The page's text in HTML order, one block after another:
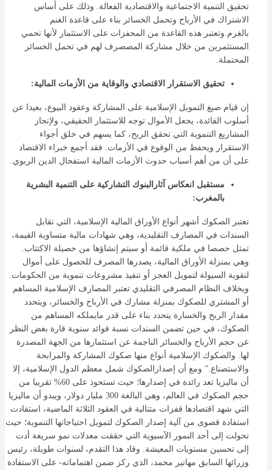
تحقيق التنمية الاجتماعية والاقتصادية الفعالة. وذلك على أساس
الاشتراك في الأرباح وتحمل الخسائر بناء على قاعدة الغنم
بالغرم.وتعتبر هذه القاعدة من المحفزات على الاستثمار لأنها تحمي
المستثمرين من خلال مشاركة المصصرف لهم في تحمل الخسائر
المحتملة.
تحقيق الاستقرار الاقتصادي والوقاية من الأزمات المالية:
إن قيام صيغ التمويل الإسلامية على المشاركة وعقود البيوع، بعيدا عن
أسلوب الفائدة، يجعل الأموال توجه للاستثمار الحقيقي، ولإنجاز
المشاريع التنموية التي تحقق الربح، كما يسهم في خلق أجواء
الاستقرار ويحفظ من الوقوع في الأزمات. فقد أجمع خبراء الاقتصاد
على أن من أهم أسباب حدوث الأزمات المالية استفحال الدين الربوي.
مستقبل انعكاس آثارالبنوك التشاركية على التنمية البشرية
بالمغرب:
تعتبر الصكوك أشهر أنواع الأوراق المالية الإسلامية، التي تقابل
السندات في المصارف التقليدية، وهي شهادات مالية متساوية القيمة،
تمثل حصصا في ملكية قائمة أو سيتم إنشاؤها من حصيلة الاكتتاب.
وهي بمنزلة الأوراق المالية، يصدرها المصرف للحصول على أموال
لتقوية السيولة لتمويل العجز أو تنفيذ مشروعات تنموية من الحكومات.
وبخلاف النظام المصرفي التقليدي تعتبر المصارف الإسلامية المساهم
أو المشتري للصكوك بمنزلة مشارك في الأرباح والخسائر، ويتحدد
مقدار الربح والخسارة يتحدد بناء على قدر مايملكه المساهم من
الصكوك، في حين تضمن السندات نسبة فوائد سنوية قارة بغض النظر
عن حجم الأرباح والخسائر الناجمة عن استثمارها من الجهة المصدرة
لها. والصكوك الإسلامية أنواع منها صكوك المشاركة والمرابحة
والاستصناع.” ومع أن إصدارالصكوك شمل معظم الدول الإسلامية، إلا
أن ماليزيا تعد رائدة في إصدارها؛ حيث تستحوذ على 60% تقريبا من
حجم الصكوك في العالم، وهي البالغة 300 مليار دولار، ويبدو أن ماليزيا
التي شهد اقتصادها قفزات متتالية في العقود الثلاثة الماضية، استفادت
استفادة قصوى من آلية إصدار الصكوك لتمويل احتياجاتها التنموية؛ حيث
تحولت إلى أحد النمور الآسيوية التي حققت معدلات نمو سريعة أدت
إلى تحسين مستويات المعيشة. وقاد هذا التقدم، لسنوات طويلة، رئيس
وزرائها السابق مهاتير محمد، الذي ركز ضمن اهتماماته- على الاستفادة